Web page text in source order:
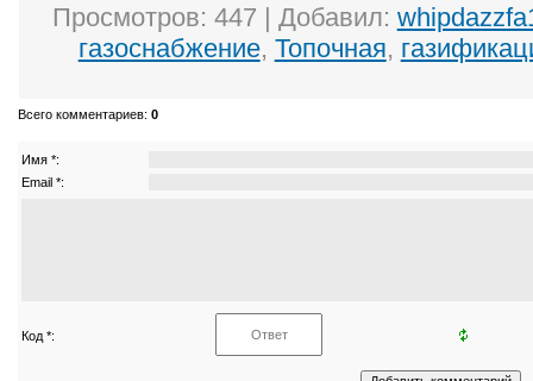
Просмотров: 447 | Добавил:
газоснабжение, Топочная,
Всего комментариев: 0
Имя *:
Email *:
Код *: